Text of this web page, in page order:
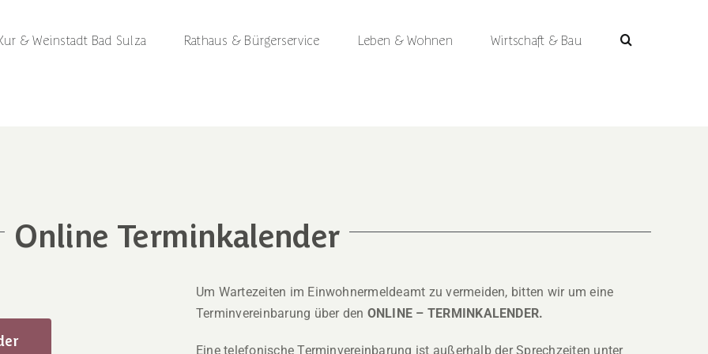
& Weinstadt Bad Sulza Rathaus & Bürgerservice Leben & Wohnen Wirtschaft & Bau
Online Terminkalender
Um Wartezeiten im Einwohnermeldeamt zu vermeiden, bitten wir um eine
Terminvereinbarung über den ONLINE – TERMINKALENDER.
Eine telefonische Terminvereinbarung ist außerhalb der Sprechzeiten unter